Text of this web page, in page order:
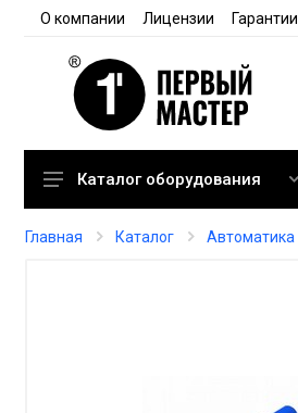
О компании Лицензии Гарантии
Кондиционирование
Каталог оборудования
Главная Каталог Автоматика